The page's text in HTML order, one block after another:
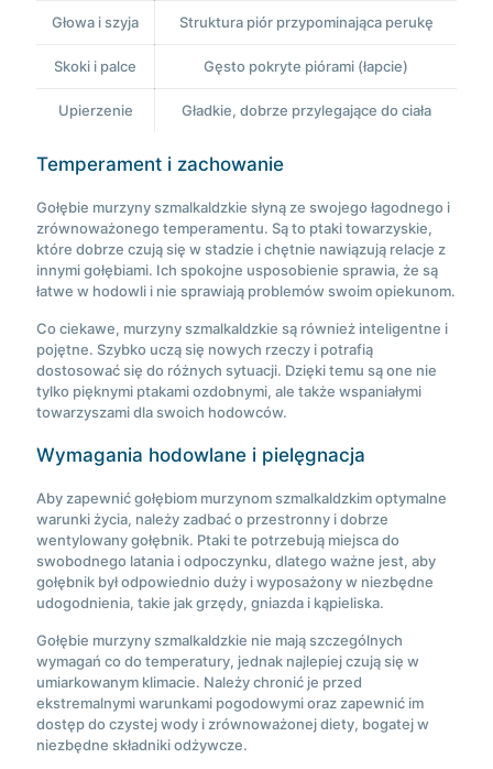
Głowa i szyja Struktura piór przypominająca perukę
Skoki i palce Gęsto pokryte piórami (łapcie)
Upierzenie Gładkie, dobrze przylegające do ciała
Temperament i zachowanie
Gołębie murzyny szmalkaldzkie słyną ze swojego łagodnego i
zrównoważonego temperamentu. Są to ptaki towarzyskie,
które dobrze czują się w stadzie i chętnie nawiązują relacje z
innymi gołębiami. Ich spokojne usposobienie sprawia, że są
łatwe w hodowli i nie sprawiają problemów swoim opiekunom.
Co ciekawe, murzyny szmalkaldzkie są również inteligentne i
pojętne. Szybko uczą się nowych rzeczy i potrafią
dostosować się do różnych sytuacji. Dzięki temu są one nie
tylko pięknymi ptakami ozdobnymi, ale także wspaniałymi
towarzyszami dla swoich hodowców.
Wymagania hodowlane i pielęgnacja
Aby zapewnić gołębiom murzynom szmalkaldzkim optymalne
warunki życia, należy zadbać o przestronny i dobrze
wentylowany gołębnik. Ptaki te potrzebują miejsca do
swobodnego latania i odpoczynku, dlatego ważne jest, aby
gołębnik był odpowiednio duży i wyposażony w niezbędne
udogodnienia, takie jak grzędy, gniazda i kąpieliska.
Gołębie murzyny szmalkaldzkie nie mają szczególnych
wymagań co do temperatury, jednak najlepiej czują się w
umiarkowanym klimacie. Należy chronić je przed
ekstremalnymi warunkami pogodowymi oraz zapewnić im
dostęp do czystej wody i zrównoważonej diety, bogatej w
niezbędne składniki odżywcze.